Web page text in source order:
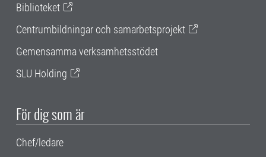
Biblioteket
Centrumbildningar och samarbetsprojekt
Gemensamma verksamhetsstödet
SLU Holding
För dig som är
Chef/ledare